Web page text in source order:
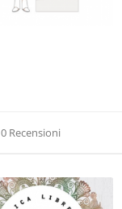
0 Recensioni